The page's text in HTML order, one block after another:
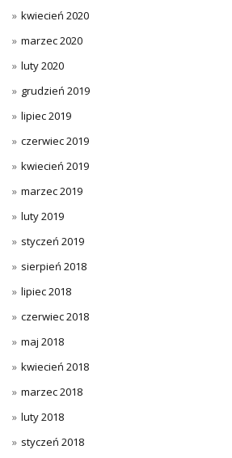
kwiecień 2020
marzec 2020
luty 2020
grudzień 2019
lipiec 2019
czerwiec 2019
kwiecień 2019
marzec 2019
luty 2019
styczeń 2019
sierpień 2018
lipiec 2018
czerwiec 2018
maj 2018
kwiecień 2018
marzec 2018
luty 2018
styczeń 2018